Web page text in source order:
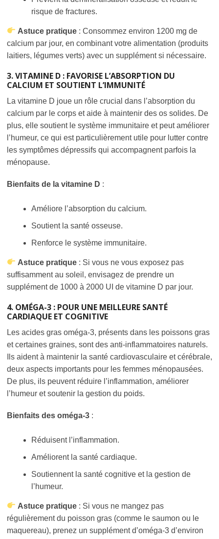
risque de fractures.
Astuce pratique : Consommez environ 1200 mg de
calcium par jour, en combinant votre alimentation (produits
laitiers, légumes verts) avec un supplément si nécessaire.
3. VITAMINE D : FAVORISE L’ABSORPTION DU
CALCIUM ET SOUTIENT L’IMMUNITÉ
La vitamine D joue un rôle crucial dans l’absorption du
calcium par le corps et aide à maintenir des os solides. De
plus, elle soutient le système immunitaire et peut améliorer
l’humeur, ce qui est particulièrement utile pour lutter contre
les symptômes dépressifs qui accompagnent parfois la
ménopause.
Bienfaits de la vitamine D :
Améliore l’absorption du calcium.
Soutient la santé osseuse.
Renforce le système immunitaire.
Astuce pratique : Si vous ne vous exposez pas
suffisamment au soleil, envisagez de prendre un
supplément de 1000 à 2000 UI de vitamine D par jour.
4. OMÉGA-3 : POUR UNE MEILLEURE SANTÉ
CARDIAQUE ET COGNITIVE
Les acides gras oméga-3, présents dans les poissons gras
et certaines graines, sont des anti-inflammatoires naturels.
Ils aident à maintenir la santé cardiovasculaire et cérébrale,
deux aspects importants pour les femmes ménopausées.
De plus, ils peuvent réduire l’inflammation, améliorer
l’humeur et soutenir la gestion du poids.
Bienfaits des oméga-3 :
Réduisent l’inflammation.
Améliorent la santé cardiaque.
Soutiennent la santé cognitive et la gestion de
l’humeur.
Astuce pratique : Si vous ne mangez pas
régulièrement du poisson gras (comme le saumon ou le
maquereau), prenez un supplément d’oméga-3 d’environ